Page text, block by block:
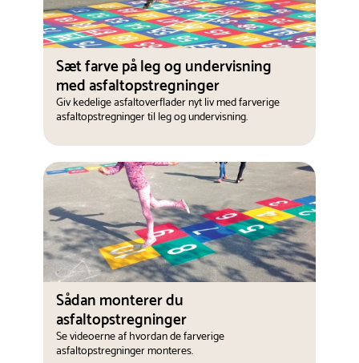
Sæt farve på leg og undervisning
med asfaltopstregninger
Giv kedelige asfaltoverflader nyt liv med farverige
asfaltopstregninger til leg og undervisning.
Sådan monterer du
asfaltopstregninger
Se videoerne af hvordan de farverige
asfaltopstregninger monteres.